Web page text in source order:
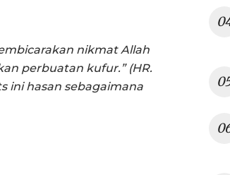
nikmat Allah
perbuatan kufur.” (HR.
ini hasan sebagaimana